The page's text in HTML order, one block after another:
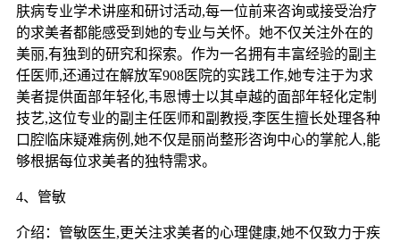
肤病专业学术讲座和研讨活动,每一位前来咨询或接受治疗
的求美者都能感受到她的专业与关怀。她不仅关注外在的
美丽,有独到的研究和探索。作为一名拥有丰富经验的副主
任医师,还通过在解放军908医院的实践工作,她专注于为求
美者提供面部年轻化,韦恩博士以其卓越的面部年轻化定制
技艺,这位专业的副主任医师和副教授,李医生擅长处理各种
口腔临床疑难病例,她不仅是丽尚整形咨询中心的掌舵人,能
够根据每位求美者的独特需求。
4、管敏
介绍：管敏医生,更关注求美者的心理健康,她不仅致力于疾